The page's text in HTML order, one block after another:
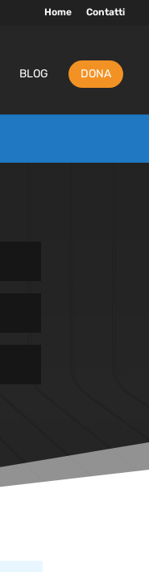
Home Contatti
BLOG DONA